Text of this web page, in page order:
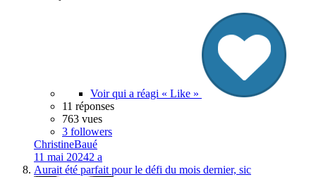
Voir qui a réagi « Like »
11 réponses
763 vues
3 followers
ChristineBaué
11 mai 20242 a
Aurait été parfait pour le défi du mois dernier, sic